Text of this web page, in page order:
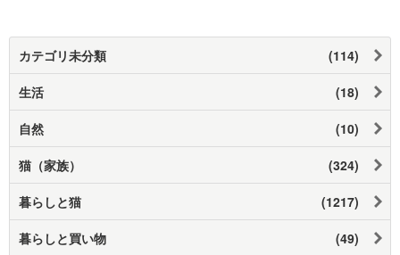
カテゴリ未分類 (114)
生活 (18)
自然 (10)
猫（家族） (324)
暮らしと猫 (1217)
暮らしと買い物 (49)